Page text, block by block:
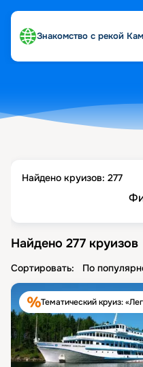
В круизах из Перми
Волге, добраться до
Татарстана и даже
Знакомство с рекой
Найдено круизов: 277
Найдено 277 круизов
Сортировать: По
Тематический круиз: